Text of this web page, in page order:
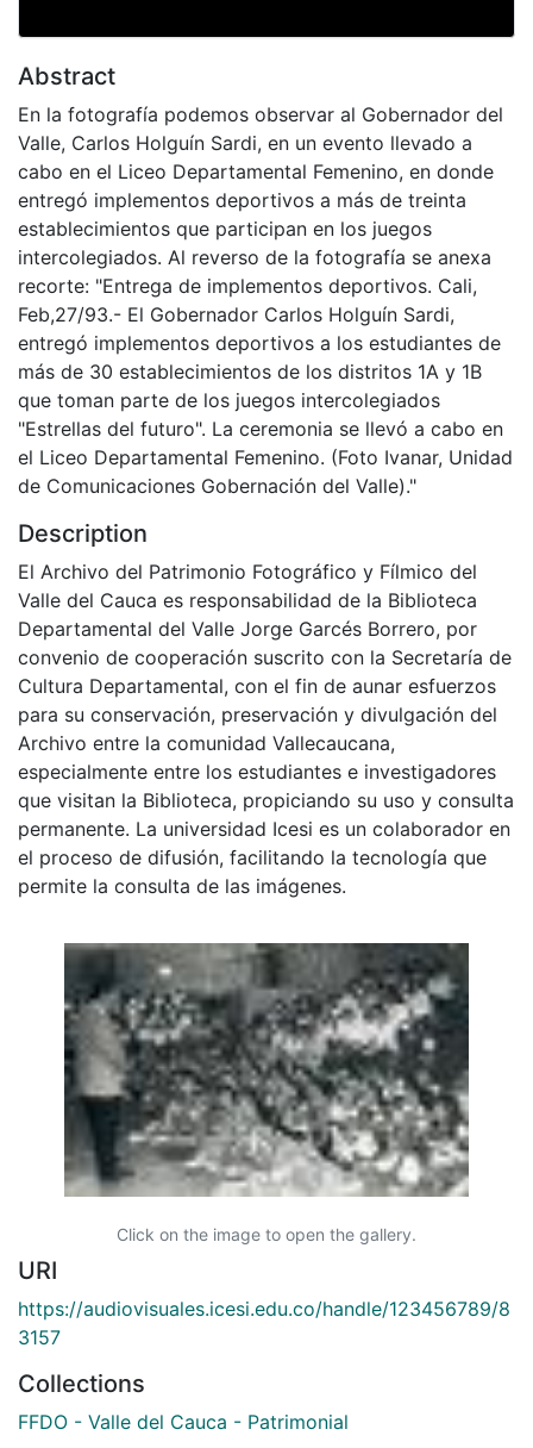
Abstract
En la fotografía podemos observar al Gobernador del
Valle, Carlos Holguín Sardi, en un evento llevado a
cabo en el Liceo Departamental Femenino, en donde
entregó implementos deportivos a más de treinta
establecimientos que participan en los juegos
intercolegiados. Al reverso de la fotografía se anexa
recorte: "Entrega de implementos deportivos. Cali,
Feb,27/93.- El Gobernador Carlos Holguín Sardi,
entregó implementos deportivos a los estudiantes de
más de 30 establecimientos de los distritos 1A y 1B
que toman parte de los juegos intercolegiados
"Estrellas del futuro". La ceremonia se llevó a cabo en
el Liceo Departamental Femenino. (Foto Ivanar, Unidad
de Comunicaciones Gobernación del Valle)."
Description
El Archivo del Patrimonio Fotográfico y Fílmico del
Valle del Cauca es responsabilidad de la Biblioteca
Departamental del Valle Jorge Garcés Borrero, por
convenio de cooperación suscrito con la Secretaría de
Cultura Departamental, con el fin de aunar esfuerzos
para su conservación, preservación y divulgación del
Archivo entre la comunidad Vallecaucana,
especialmente entre los estudiantes e investigadores
que visitan la Biblioteca, propiciando su uso y consulta
permanente. La universidad Icesi es un colaborador en
el proceso de difusión, facilitando la tecnología que
permite la consulta de las imágenes.
Click on the image to open the gallery.
URI
https://audiovisuales.icesi.edu.co/handle/123456789/8
3157
Collections
FFDO - Valle del Cauca - Patrimonial